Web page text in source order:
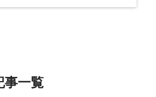
事一覧